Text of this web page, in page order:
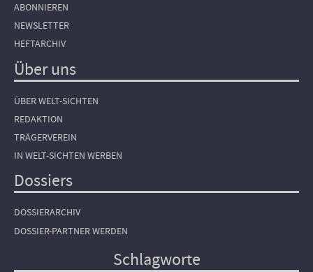
ABONNIEREN
NEWSLETTER
HEFTARCHIV
Über uns
ÜBER WELT-SICHTEN
REDAKTION
TRÄGERVEREIN
IN WELT-SICHTEN WERBEN
Dossiers
DOSSIERARCHIV
DOSSIER-PARTNER WERDEN
Schlagworte